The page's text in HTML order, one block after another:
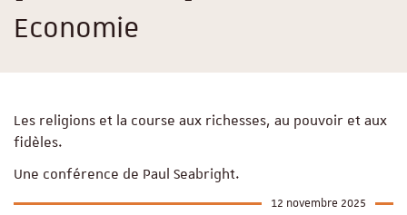
Economie
Les religions et la course aux richesses, au pouvoir et aux
fidèles.
Une conférence de Paul Seabright.
12 novembre 2025